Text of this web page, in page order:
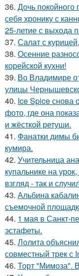
36. Дочь покойного
себя хронику с
25-летие с выхода
37. Салат с
38. Осенние
корейской кухни!
39. Во Владимире
улицы
40. Ice Spice снова
фото, где она
и жёсткой ретуши.
41. Фанатки димы
кумира.
42. Учительница
купальнике на
взгляд - так и
43. Альбина
съемочной
44. 1 мая в Санкт-
эстафеты.
45. Лолита
совместный трек с
46. Торт "Мимоза".